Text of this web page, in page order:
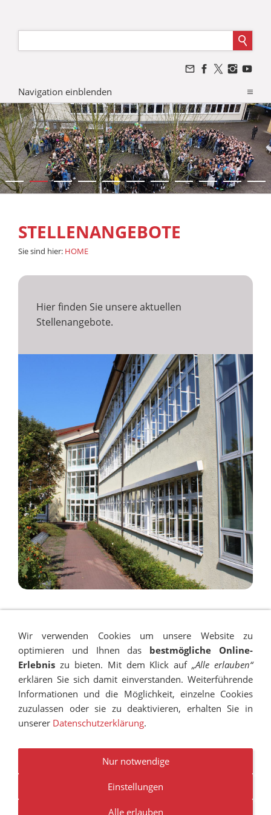
Navigation einblenden
STELLENANGEBOTE
Sie sind hier: HOME
Hier finden Sie unsere aktuellen
Stellenangebote.
COOKIES
TRANSPARENZ
BESCHWERDEMANAGEMENT
NEWSLETTER STELLENANGEBOTE
© RUDOLF-HILDEBRAND-SCHULE MARKKLEEBERG 2001 -
2026
Wir verwenden Cookies um unsere Website zu
optimieren und Ihnen das bestmögliche Online-
Erlebnis zu bieten. Mit dem Klick auf„Alle erlauben“
erklären Sie sich damit einverstanden. Weiterführende
Informationen und die Möglichkeit, einzelne Cookies
zuzulassen oder sie zu deaktivieren, erhalten Sie in
unserer Datenschutzerklärung.
Nur notwendige
Einstellungen
Alle erlauben